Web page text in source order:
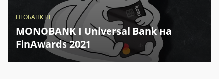
НЕОБАНКІНГ
MONOBANK I Universal Bank на
FinAwards 2021